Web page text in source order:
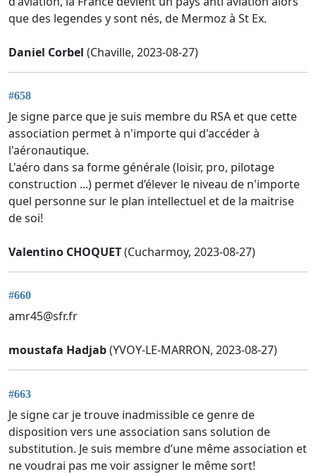
que des legendes y sont nés, de Mermoz à St Ex.
Daniel Corbel (Chaville, 2023-08-27)
#658
Je signe parce que je suis membre du RSA et que cette
association permet à n'importe qui d'accéder à
l'aéronautique.
L'aéro dans sa forme générale (loisir, pro, pilotage
construction ...) permet d’élever le niveau de n'importe
quel personne sur le plan intellectuel et de la maitrise
de soi!
Valentino CHOQUET(Cucharmoy, 2023-08-27)
#660
amr45@sfr.fr
moustafa Hadjab(YVOY-LE-MARRON, 2023-08-27)
#663
Je signe car je trouve inadmissible ce genre de
disposition vers une association sans solution de
substitution. Je suis membre d’une même association et
ne voudrai pas me voir assigner le même sort!